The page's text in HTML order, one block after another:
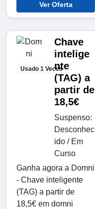
Ver Oferta
Usado 1 Veces
Chave
intelige
nte
(TAG) a
partir de
18,5€
Suspenso:
Desconhec
ido / Em
Curso
Ganha agora a Domni
- Chave inteligente
(TAG) a partir de
18,5€ em domni